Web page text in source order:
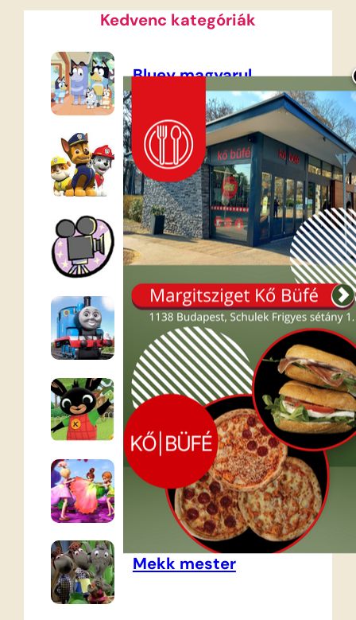
Kedvenc kategóriák
Bluey magyarul
Mancs Őrjárat
Teljes mesefilmek
Thomas a gőzmozdony
Bing nyuszi
Barbie
Mekk mester